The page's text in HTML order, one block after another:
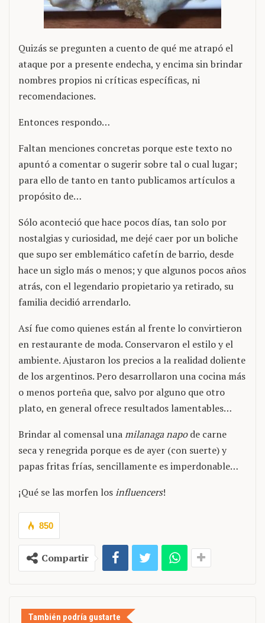
Quizás se pregunten a cuento de qué me atrapó el
ataque por a presente endecha, y encima sin brindar
nombres propios ni críticas específicas, ni
recomendaciones.
Entonces respondo…
Faltan menciones concretas porque este texto no
apuntó a comentar o sugerir sobre tal o cual lugar;
para ello de tanto en tanto publicamos artículos a
propósito de…
Sólo aconteció que hace pocos días, tan solo por
nostalgias y curiosidad, me dejé caer por un boliche
que supo ser emblemático cafetín de barrio, desde
hace un siglo más o menos; y que algunos pocos años
atrás, con el legendario propietario ya retirado, su
familia decidió arrendarlo.
Así fue como quienes están al frente lo convirtieron
en restaurante de moda. Conservaron el estilo y el
ambiente. Ajustaron los precios a la realidad doliente
de los argentinos. Pero desarrollaron una cocina más
o menos porteña que, salvo por alguno que otro
plato, en general ofrece resultados lamentables…
Brindar al comensal unamilanaga napode carne
seca y renegrida porque es de ayer (con suerte) y
papas fritas frías, sencillamente es imperdonable…
¡Qué se las morfen losinfluencers!
850
Compartir
También podría gustarte